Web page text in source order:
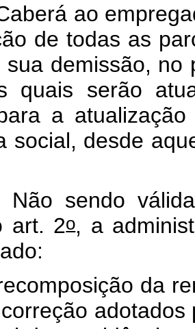
ao
de todas as
sua demissão, no
quais serão
a
social, desde
sendo
art. 2o, a
da